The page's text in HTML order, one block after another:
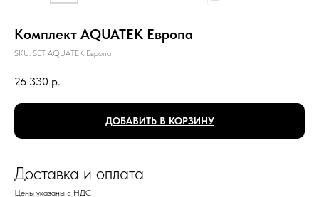
Комплект AQUATEK Европа
SKU: SET AQUATEK Европа
26 330 р.
ДОБАВИТЬ В КОРЗИНУ
Доставка и оплата
Цены указаны с НДС